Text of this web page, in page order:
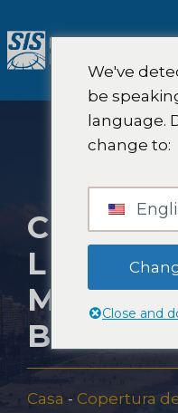
al
contenuto
BRASILE
Casa - Copertura
We've
be
language.
change to:
Close and